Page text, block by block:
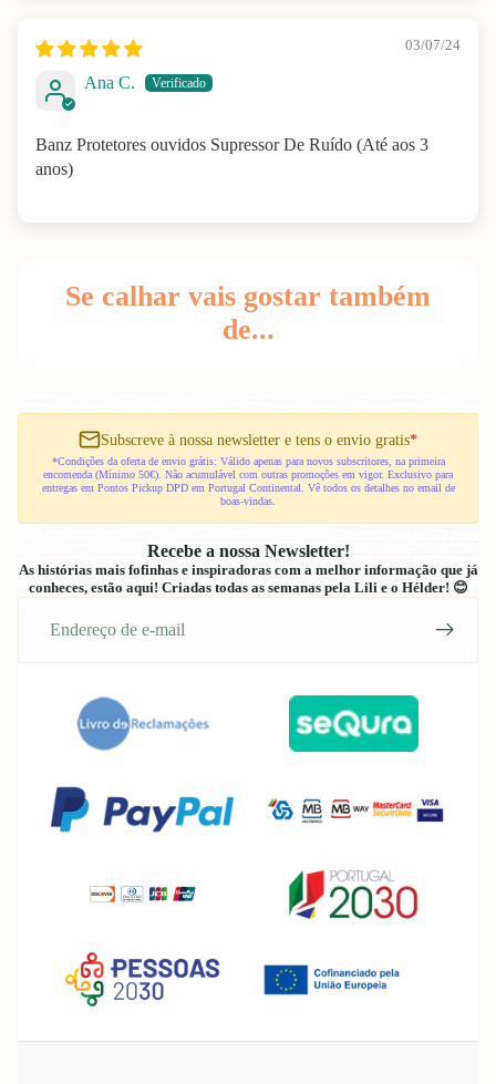
03/07/24
Ana C.
Banz Protetores ouvidos Supressor De Ruído (Até aos 3
anos)
Se calhar vais gostar também
de...
Subscreve à nossa newsletter e tens o envio gratis*
*Condições da oferta de envio grátis: Válido apenas para novos subscritores, na primeira
encomenda (Mínimo 50€). Não acumulável com outras promoções em vigor. Exclusivo para
entregas em Pontos Pickup DPD em Portugal Continental. Vê todos os detalhes no email de
boas-vindas.
Recebe a nossa Newsletter!
As histórias mais fofinhas e inspiradoras com a melhor informação que já
conheces, estão aqui! Criadas todas as semanas pela Lili e o Hélder! 😊